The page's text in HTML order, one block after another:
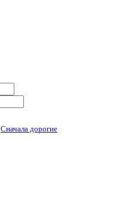
Сначала дорогие